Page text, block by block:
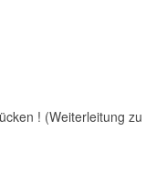
! (Weiterleitung